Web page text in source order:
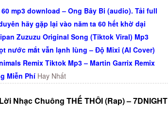
60 mp3 download – Ong Bây Bi (audio). Tải full
hãy gặp lại vào năm ta 60 hết khờ dại
Zuzuzu Original Song (Tiktok Viral) Mp3
nước mắt vẫn lạnh lùng – Độ Mixi (AI Cover)
Remix Tiktok Mp3 – Martin Garrix Remix
Miễn Phí Hay Nhất
Lời Nhạc Chuông THẾ THÔI (Rap) – 7DNIGHT